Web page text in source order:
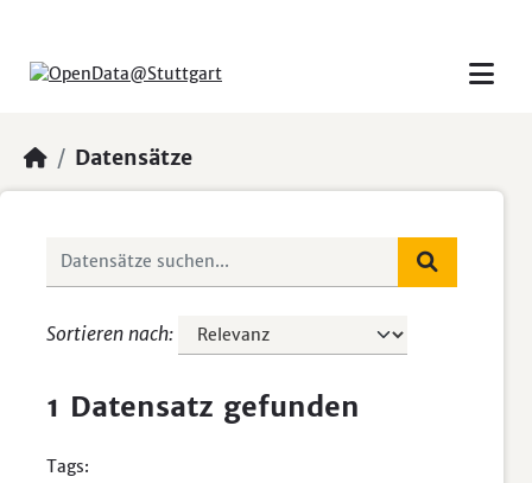
Datensätze
Sortieren nach
1 Datensatz gefunden
Tags: